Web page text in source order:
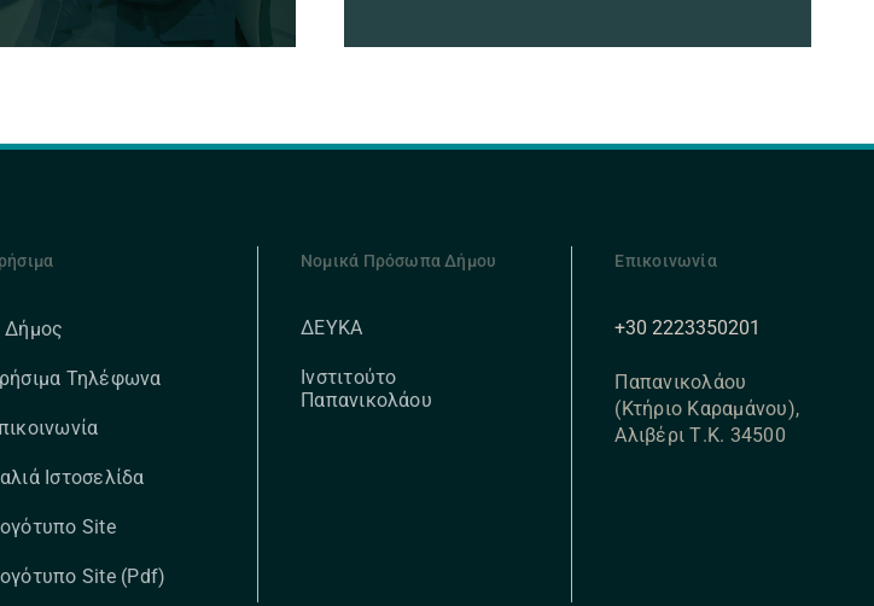
Δήμος
Τηλέφωνα
Ιστοσελίδα
Site
Site (pdf)
Νομικά Πρόσωπα Δήμου
ΔΕΥΚΑ
Ινστιτούτο
Παπανικολάου
Επικοινωνία
+30 2223350201
Παπανικολάου
(Κτήριο Καραμάνου),
Αλιβέρι Τ.Κ. 34500